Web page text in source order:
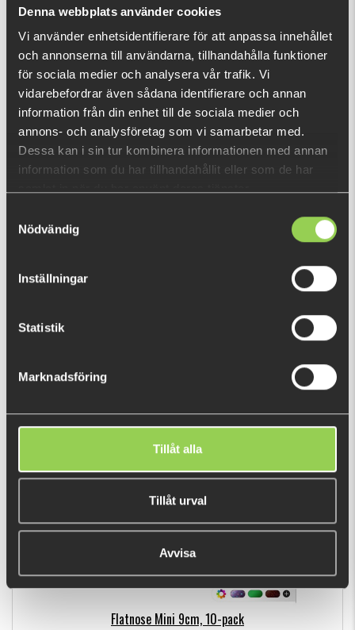
Denna webbplats använder cookies
Vi använder enhetsidentifierare för att anpassa innehållet
och annonserna till användarna, tillhandahålla funktioner
för sociala medier och analysera vår trafik. Vi
vidarebefordrar även sådana identifierare och annan
information från din enhet till de sociala medier och
annons- och analysföretag som vi samarbetar med.
Dessa kan i sin tur kombinera informationen med annan
information som du har tillhandahållit eller som de har
Nödvändig
Inställningar
Statistik
Marknadsföring
Tillåt alla
Tillåt urval
Avvisa
Vad är detta?
DU TITTADE NYLIGEN PÅ
POPULÄRA PRODUKTER
Flatnose Mini 9cm, 10-pack